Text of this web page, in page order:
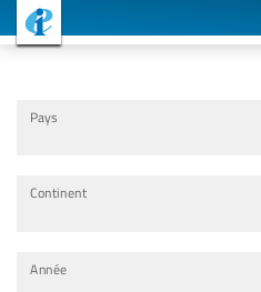
Pays
Continent
Année